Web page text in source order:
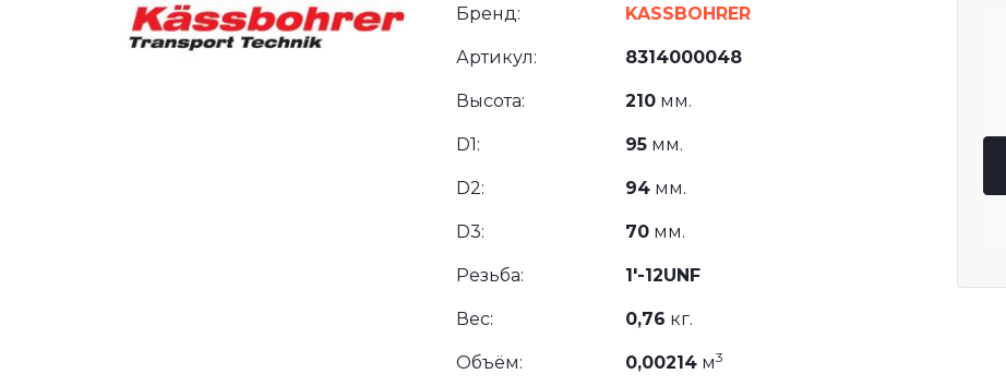
Бренд: KASSBOHRER
Артикул: 8314000048
Высота: 210 мм.
D1: 95 мм.
D2: 94 мм.
D3: 70 мм.
Резьба: 1'-12UNF
Вес: 0,76 кг.
Объём: 0,00214 м3